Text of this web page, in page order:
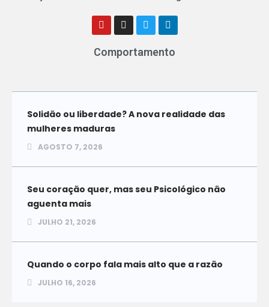
Comportamento
Solidão ou liberdade? A nova realidade das
mulheres maduras
AGOSTO 7, 2026
Seu coração quer, mas seu Psicológico não
aguenta mais
JULHO 21, 2026
Quando o corpo fala mais alto que a razão
JULHO 16, 2026